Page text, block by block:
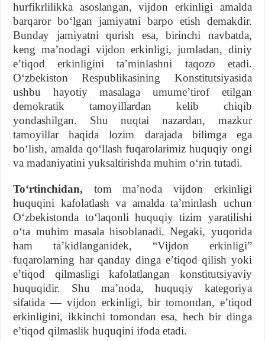
hurfikrlilikka asoslangan, vijdon erkinligi amalda
barqaror bo‘lgan jamiyatni barpo etish demakdir.
Bunday jamiyatni qurish esa, birinchi navbatda,
keng ma’nodagi vijdon erkinligi, jumladan, diniy
e’tiqod erkinligini ta’minlashni taqozo etadi.
O‘zbekiston Respublikasining Konstitutsiyasida
ushbu hayotiy masalaga umume’tirof etilgan
demokratik tamoyillardan kelib chiqib
yondashilgan. Shu nuqtai nazardan, mazkur
tamoyillar haqida lozim darajada bilimga ega
bo‘lish, amalda qo‘llash fuqarolarimiz huquqiy ongi
va madaniyatini yuksaltirishda muhim o‘rin tutadi.
To‘rtinchidan, tom ma’noda vijdon erkinligi
huquqini kafolatlash va amalda ta’minlash uchun
O‘zbekistonda to‘laqonli huquqiy tizim yaratilishi
o‘ta muhim masala hisoblanadi. Negaki, yuqorida
ham ta’kidlanganidek, “Vijdon erkinligi”
fuqarolarning har qanday dinga e’tiqod qilish yoki
e’tiqod qilmasligi kafolatlangan konstitutsiyaviy
huquqidir. Shu ma’noda, huquqiy kategoriya
sifatida — vijdon erkinligi, bir tomondan, e’tiqod
erkinligini, ikkinchi tomondan esa, hech bir dinga
e’tiqod qilmaslik huquqini ifoda etadi.